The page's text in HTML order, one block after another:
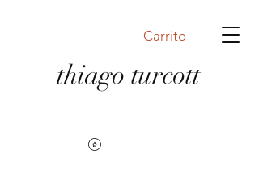
Carrito
thiago turcott